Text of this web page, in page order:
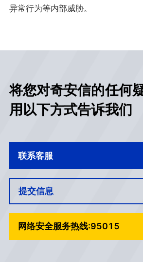
异常行为等内部威胁。
将您对奇安信的任何
用以下方式告诉我们
联系客服
提交信息
网络安全服务热线:95015